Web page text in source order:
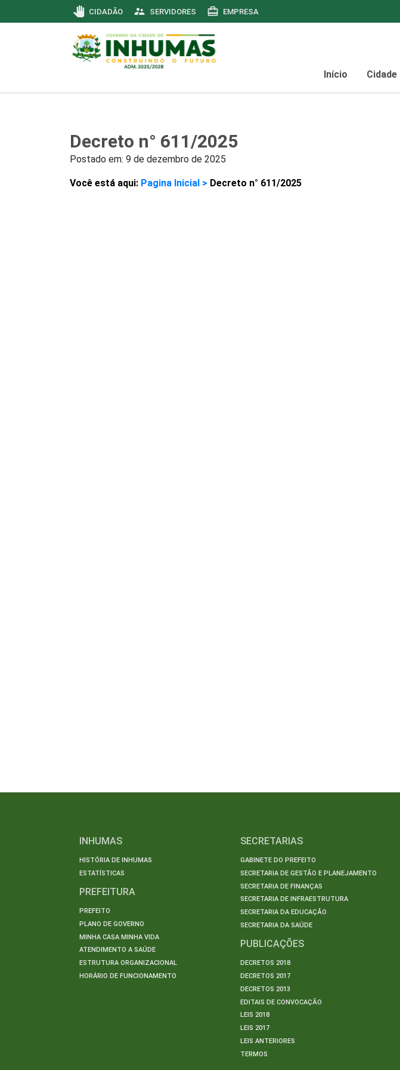
pan_tool CIDADÃO supervisor_account SERVIDORES card_travel EMPRESA
Início Cidade
Decreto n° 611/2025
Postado em: 9 de dezembro de 2025
Você está aqui: Pagina Inicial > Decreto n° 611/2025
INHUMAS
HISTÓRIA DE INHUMAS
ESTATÍSTICAS
PREFEITURA
PREFEITO
PLANO DE GOVERNO
MINHA CASA MINHA VIDA
ATENDIMENTO A SAÚDE
ESTRUTURA ORGANIZACIONAL
HORÁRIO DE FUNCIONAMENTO
SECRETARIAS
GABINETE DO PREFEITO
SECRETARIA DE GESTÃO E PLANEJAMENTO
SECRETARIA DE FINANÇAS
SECRETARIA DE INFRAESTRUTURA
SECRETARIA DA EDUCAÇÃO
SECRETARIA DA SAÚDE
PUBLICAÇÕES
DECRETOS 2018
DECRETOS 2017
DECRETOS 2013
EDITAIS DE CONVOCAÇÃO
LEIS 2018
LEIS 2017
LEIS ANTERIORES
TERMOS